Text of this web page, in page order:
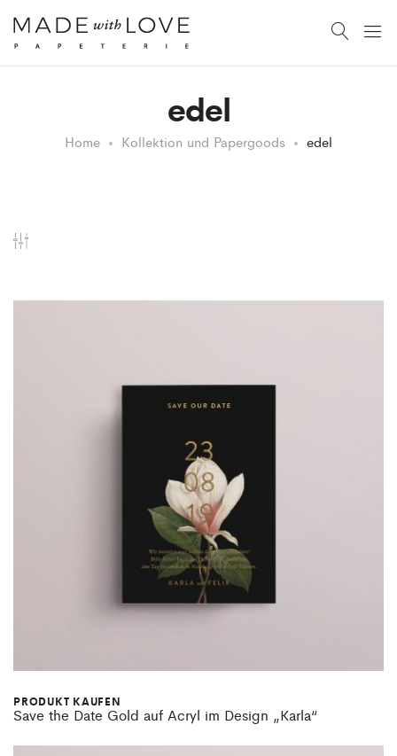
edel
Home Kollektion und Papergoods edel
PRODUKT KAUFEN
Save the Date Gold auf Acryl im Design „Karla“